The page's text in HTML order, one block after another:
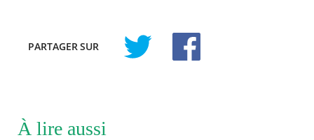
PARTAGERSUR
À lire aussi